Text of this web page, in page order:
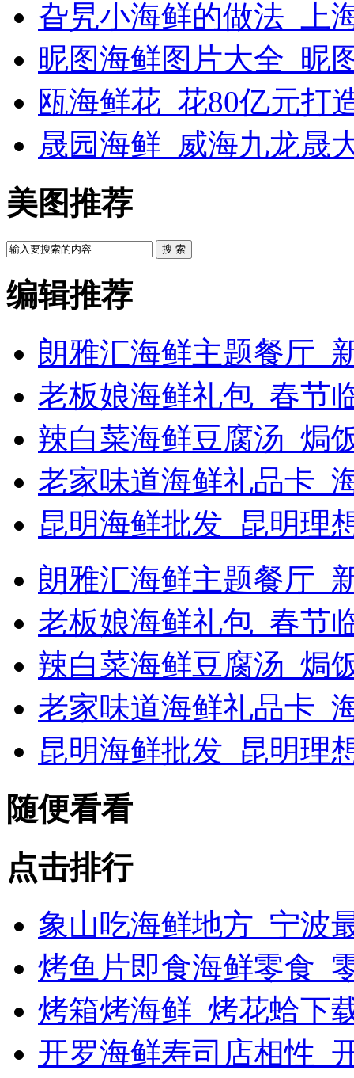
旮旯小海鲜的做法_上
昵图海鲜图片大全_昵
瓯海鲜花_花80亿元打
晟园海鲜_威海九龙晟
美图推荐
搜 索
编辑推荐
朗雅汇海鲜主题餐厅_
老板娘海鲜礼包_春节
辣白菜海鲜豆腐汤_焗
老家味道海鲜礼品卡_
昆明海鲜批发_昆明理
朗雅汇海鲜主题餐厅_
老板娘海鲜礼包_春节
辣白菜海鲜豆腐汤_焗
老家味道海鲜礼品卡_
昆明海鲜批发_昆明理
随便看看
点击排行
象山吃海鲜地方_宁波
烤鱼片即食海鲜零食_
烤箱烤海鲜_烤花蛤下
开罗海鲜寿司店相性_